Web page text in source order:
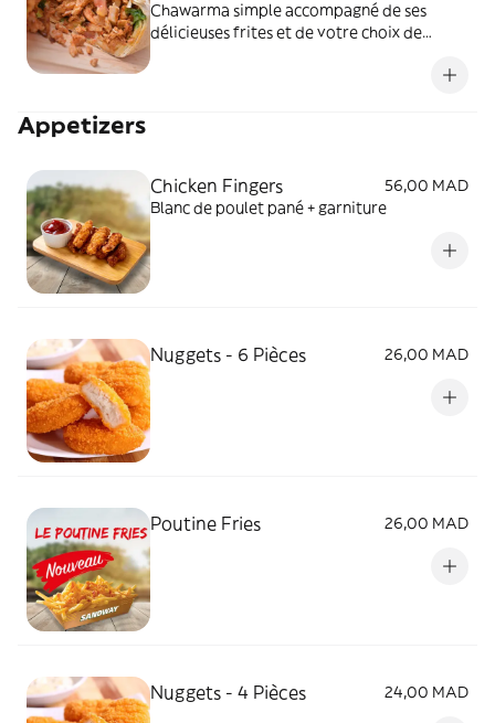
Chawarma simple accompagné de ses
délicieuses frites et de votre choix de
Appetizers
Chicken Fingers
56,00 MAD
Blanc de poulet pané + garniture
Nuggets - 6 Pièces 26,00 MAD
Poutine Fries 26,00 MAD
Nuggets - 4 Pièces 24,00 MAD